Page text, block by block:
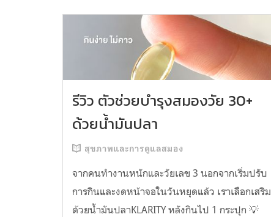
รีวิว ตัวช่วยบำรุงสมองวัย 30+
ด้วยน้ำมันปลา
สุขภาพและการดูแลสมอง
จากคนทำงานหนักและวัยเลข 3 นอกจากเริ่มปรับ
การกินและงดหน้าจอในวันหยุดแล้ว เราเลือกเสริม
ด้วยน้ำมันปลาKLARITY หลังกินไป 1 กระปุก 💡